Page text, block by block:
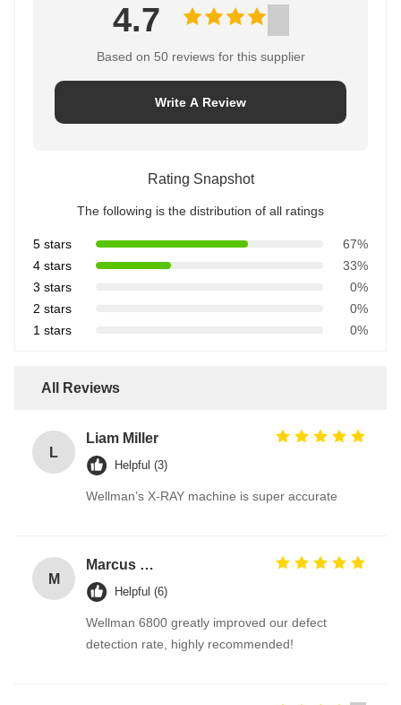
4.7
Based on 50 reviews for this supplier
Write A Review
Rating Snapshot
The following is the distribution of all ratings
5 stars
67%
4 stars
33%
3 stars
0%
2 stars
0%
1 stars
0%
All Reviews
L
Liam Miller
Helpful (3)
Wellman’s X-RAY machine is super accurate
M
Marcus Weber
Helpful (6)
Wellman 6800 greatly improved our defect
detection rate, highly recommended!